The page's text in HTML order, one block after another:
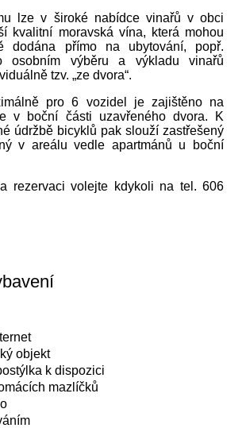
lze v široké nabídce vinařů v obci
kvalitní moravská vína, která mohou
dodána přímo na ubytování, popř.
osobním výběru a výkladu vinařů
tzv. „ze dvora“.
pro 6 vozidel je zajištěno na
v boční části uzavřeného dvora. K
údržbě bicyklů pak slouží zastřešený
v areálu vedle apartmánů u boční
rezervaci volejte kdykoli na tel. 606
objekt
k dispozici
mazlíčků